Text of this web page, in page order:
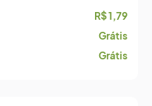
R$ 1,79
Grátis
Grátis